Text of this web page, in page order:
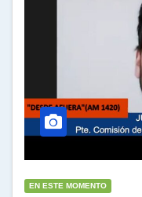
EN ESTE MOMENTO